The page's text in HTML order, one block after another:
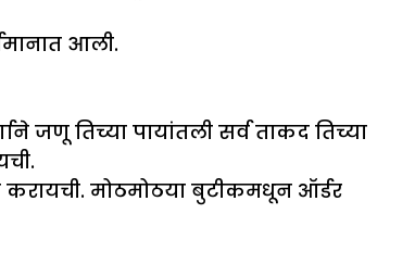
आली.
जणू तिच्या पायांतली सर्व ताकद तिच्या
मोठमोठया बुटीकमधून ऑर्डर